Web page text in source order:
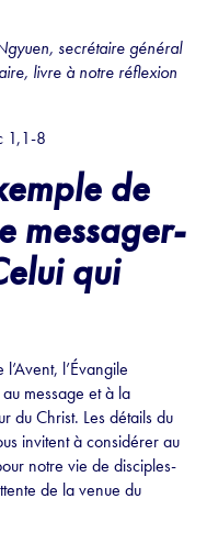
secrétaire général
livre à notre réflexion
1,1-8
de
messager-
qui
l’Évangile
message et à la
du Christ. Les détails du
invitent à considérer au
notre vie de disciples-
de la venue du